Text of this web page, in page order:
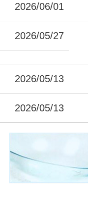
2026/06/01
2026/05/27
2026/05/13
2026/05/13